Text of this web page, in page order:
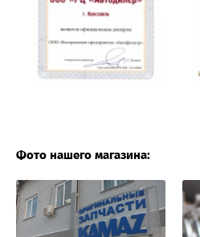
Фото нашего магазина: